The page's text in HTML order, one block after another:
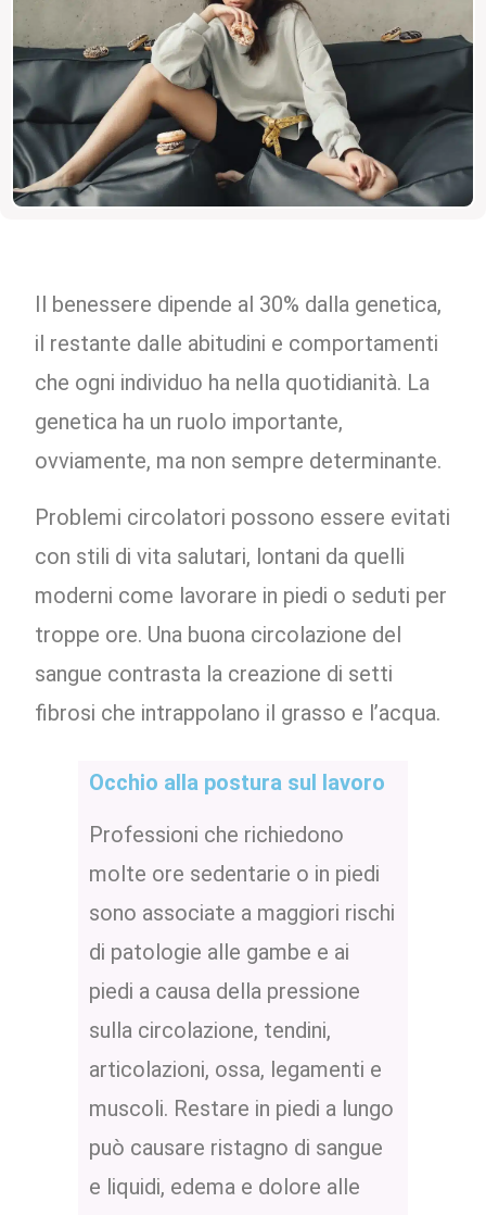
Il benessere dipende al 30% dalla genetica,
il restante dalle abitudini e comportamenti
che ogni individuo ha nella quotidianità. La
genetica ha un ruolo importante,
ovviamente, ma non sempre determinante.
Problemi circolatori possono essere evitati
con stili di vita salutari, lontani da quelli
moderni come lavorare in piedi o seduti per
troppe ore. Una buona circolazione del
sangue contrasta la creazione di setti
fibrosi che intrappolano il grasso e l’acqua.
Occhio alla postura sul lavoro
Professioni che richiedono
molte ore sedentarie o in piedi
sono associate a maggiori rischi
di patologie alle gambe e ai
piedi a causa della pressione
sulla circolazione, tendini,
articolazioni, ossa, legamenti e
muscoli. Restare in piedi a lungo
può causare ristagno di sangue
e liquidi, edema e dolore alle